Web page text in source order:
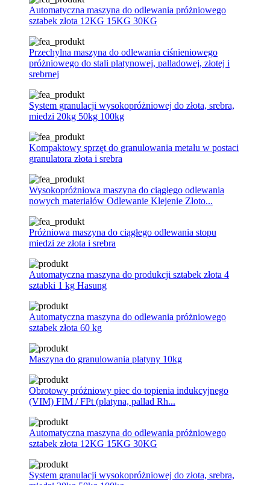
Automatyczna maszyna do odlewania próżniowego
sztabek złota 12KG 15KG 30KG
Przechylna maszyna do odlewania ciśnieniowego
próżniowego do stali platynowej, palladowej, złotej i
srebrnej
System granulacji wysokopróżniowej do złota, srebra,
miedzi 20kg 50kg 100kg
Kompaktowy sprzęt do granulowania metalu w postaci
granulatora złota i srebra
Wysokopróżniowa maszyna do ciągłego odlewania
nowych materiałów Odlewanie Klejenie Złoto...
Próżniowa maszyna do ciągłego odlewania stopu
miedzi ze złota i srebra
Automatyczna maszyna do produkcji sztabek złota 4
sztabki 1 kg Hasung
Automatyczna maszyna do odlewania próżniowego
sztabek złota 60 kg
Maszyna do granulowania platyny 10kg
Obrotowy próżniowy piec do topienia indukcyjnego
(VIM) FIM / FPt (platyna, pallad Rh...
Automatyczna maszyna do odlewania próżniowego
sztabek złota 12KG 15KG 30KG
System granulacji wysokopróżniowej do złota, srebra,